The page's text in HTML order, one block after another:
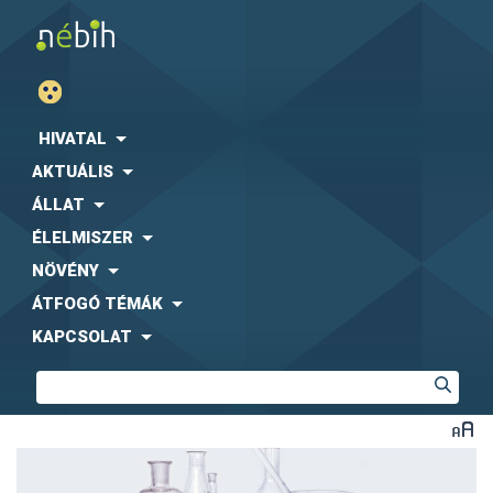
HIVATAL
AKTUÁLIS
ÁLLAT
ÉLELMISZER
NÖVÉNY
ÁTFOGÓ TÉMÁK
KAPCSOLAT